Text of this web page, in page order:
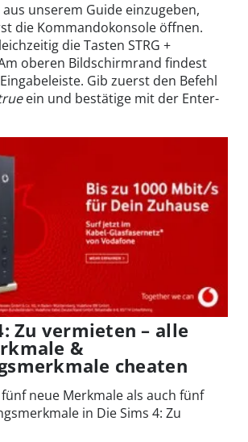
unserem Guide einzugeben,
die Kommandokonsole öffnen.
die Tasten STRG +
oberen Bildschirmrand findest
Gib zuerst den Befehl
ein und bestätige mit der Enter-
Zu vermieten – alle
&
cheaten
neue Merkmale als auch fünf
in Die Sims 4: Zu